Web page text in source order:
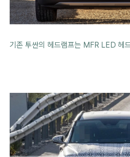
기존 투싼의 헤드램프는 MFR LED 헤